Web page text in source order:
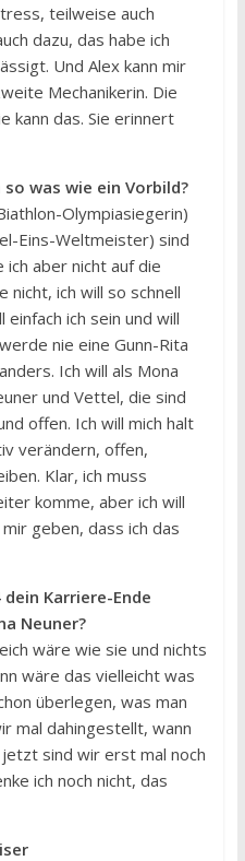
teilweise auch
dazu, das habe ich
Und Alex kann mir
Mechanikerin. Die
kann das. Sie erinnert
was wie ein Vorbild?
Olympiasiegerin)
Eins-Weltmeister) sind
aber nicht auf die
nicht, ich will so schnell
ich sein und will
nie eine Gunn-Rita
Ich will als Mona
und Vettel, die sind
offen. Ich will mich halt
verändern, offen,
Klar, ich muss
komme, aber ich will
geben, dass ich das
Karriere-Ende
Neuner?
wäre wie sie und nichts
wäre das vielleicht was
überlegen, was man
mal dahingestellt, wann
sind wir erst mal noch
ich noch nicht, das